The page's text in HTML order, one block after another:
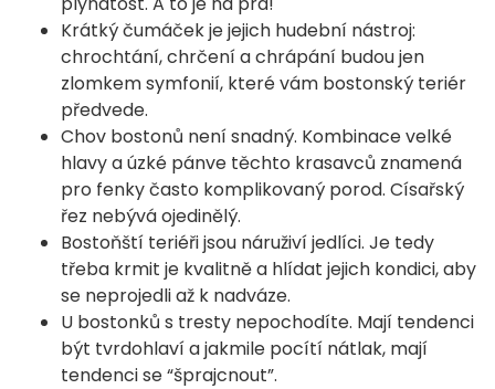
Krátký čumáček je jejich hudební nástroj:
chrochtání, chrčení a chrápání budou jen
zlomkem symfonií, které vám bostonský teriér
předvede.
Chov bostonů není snadný. Kombinace velké
hlavy a úzké pánve těchto krasavců znamená
pro fenky často komplikovaný porod. Císařský
řez nebývá ojedinělý.
Bostoňští teriéři jsou náruživí jedlíci. Je tedy
třeba krmit je kvalitně a hlídat jejich kondici, aby
se neprojedli až k nadváze.
U bostonků s tresty nepochodíte. Mají tendenci
být tvrdohlaví a jakmile pocítí nátlak, mají
tendenci se “šprajcnout”.